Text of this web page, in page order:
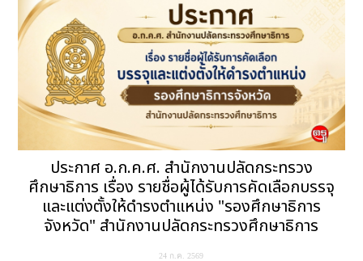
ประกาศ อ.ก.ค.ศ. สำนักงานปลัดกระทรวง
ศึกษาธิการ เรื่อง รายชื่อผู้ได้รับการคัดเลือกบรรจุ
และแต่งตั้งให้ดำรงตำแหน่ง "รองศึกษาธิการ
จังหวัด" สำนักงานปลัดกระทรวงศึกษาธิการ
24 ก.ค. 2569